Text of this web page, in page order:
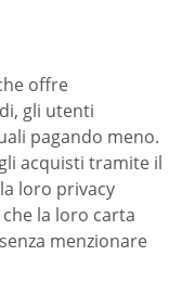
offre
gli utenti
pagando meno.
acquisti tramite il
loro privacy
la loro carta
menzionare